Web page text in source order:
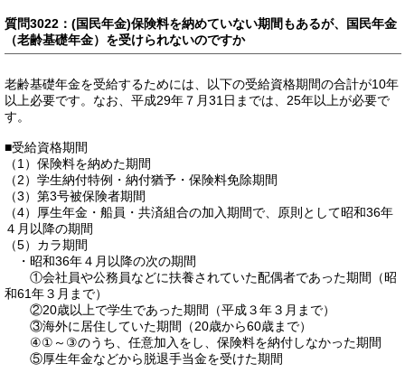
質問3022：(国民年金)保険料を納めていない期間もあるが、国民年金
（老齢基礎年金）を受けられないのですか
老齢基礎年金を受給するためには、以下の受給資格期間の合計が10年
以上必要です。なお、平成29年７月31日までは、25年以上が必要で
す。
■受給資格期間
（1）保険料を納めた期間
（2）学生納付特例・納付猶予・保険料免除期間
（3）第3号被保険者期間
（4）厚生年金・船員・共済組合の加入期間で、原則として昭和36年
４月以降の期間
（5）カラ期間
・昭和36年４月以降の次の期間
①会社員や公務員などに扶養されていた配偶者であった期間（昭
和61年３月まで）
②20歳以上で学生であった期間（平成３年３月まで）
③海外に居住していた期間（20歳から60歳まで）
④①～③のうち、任意加入をし、保険料を納付しなかった期間
⑤厚生年金などから脱退手当金を受けた期間